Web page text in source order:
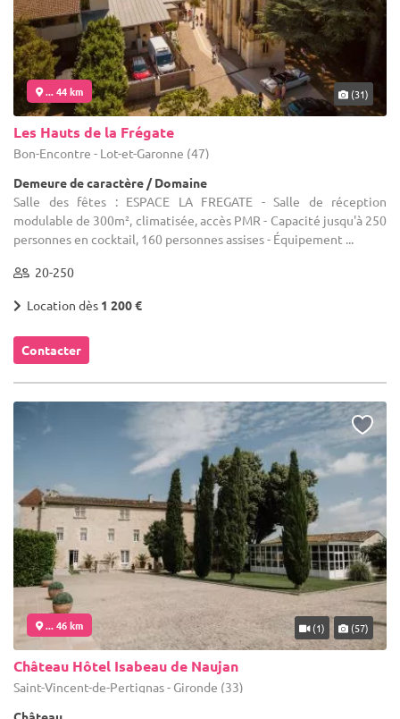
... 44 km (31)
Les Hauts de la Frégate
Bon-Encontre - Lot-et-Garonne (47)
Demeure de caractère / Domaine
Salle des fêtes : ESPACE LA FREGATE - Salle de réception
modulable de 300m², climatisée, accès PMR - Capacité jusqu'à 250
personnes en cocktail, 160 personnes assises - Équipement ...
20-250
Location dès 1 200 €
Contacter
... 46 km (1) (57)
Château Hôtel Isabeau de Naujan
Saint-Vincent-de-Pertignas - Gironde (33)